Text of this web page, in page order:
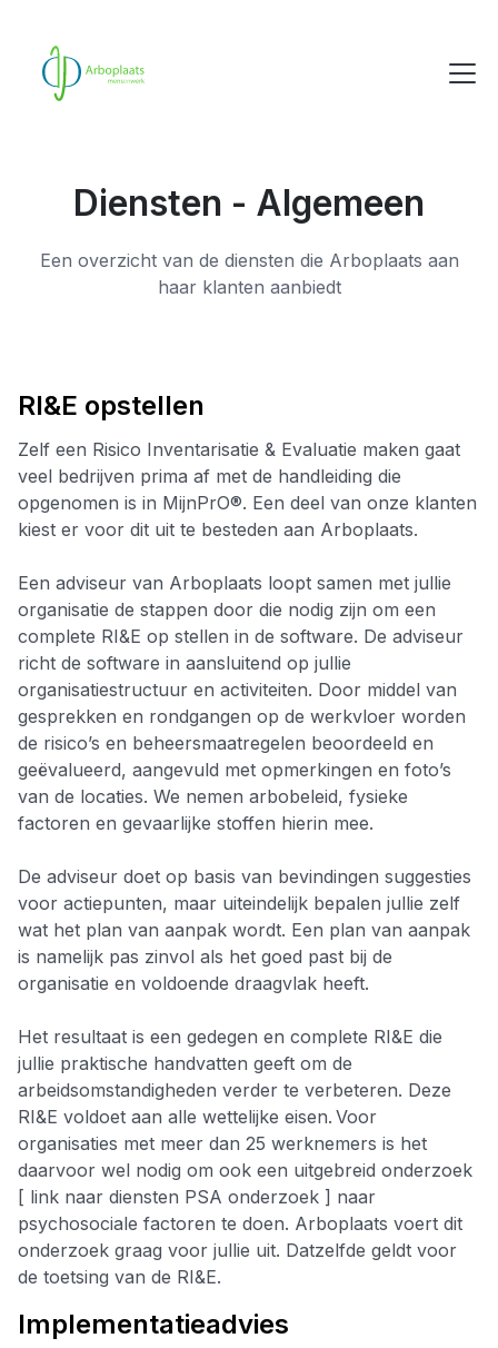
Diensten - Algemeen
Een overzicht van de diensten die Arboplaats aan
haar klanten aanbiedt
RI&E opstellen
Zelf een Risico Inventarisatie & Evaluatie maken gaat
veel bedrijven prima af met de handleiding die
opgenomen is in MijnPrO®. Een deel van onze klanten
kiest er voor dit uit te besteden aan Arboplaats.
Een adviseur van Arboplaats loopt samen met jullie
organisatie de stappen door die nodig zijn om een
complete RI&E op stellen in de software. De adviseur
richt de software in aansluitend op jullie
organisatiestructuur en activiteiten. Door middel van
gesprekken en rondgangen op de werkvloer worden
de risico’s en beheersmaatregelen beoordeeld en
geëvalueerd, aangevuld met opmerkingen en foto’s
van de locaties. We nemen arbobeleid, fysieke
factoren en gevaarlijke stoffen hierin mee.
De adviseur doet op basis van bevindingen suggesties
voor actiepunten, maar uiteindelijk bepalen jullie zelf
wat het plan van aanpak wordt. Een plan van aanpak
is namelijk pas zinvol als het goed past bij de
organisatie en voldoende draagvlak heeft.
Het resultaat is een gedegen en complete RI&E die
jullie praktische handvatten geeft om de
arbeidsomstandigheden verder te verbeteren. Deze
RI&E voldoet aan alle wettelijke eisen. Voor
organisaties met meer dan 25 werknemers is het
daarvoor wel nodig om ook een uitgebreid onderzoek
[ link naar diensten PSA onderzoek ] naar
psychosociale factoren te doen. Arboplaats voert dit
onderzoek graag voor jullie uit. Datzelfde geldt voor
de toetsing van de RI&E.
Implementatieadvies